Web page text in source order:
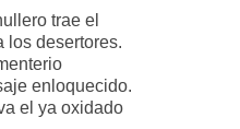
trae el
los desertores.
enloquecido.
el ya oxidado